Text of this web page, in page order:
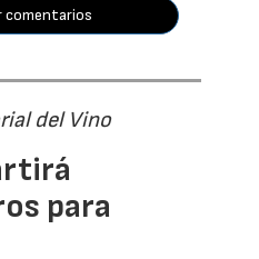
comentarios
del Vino
para